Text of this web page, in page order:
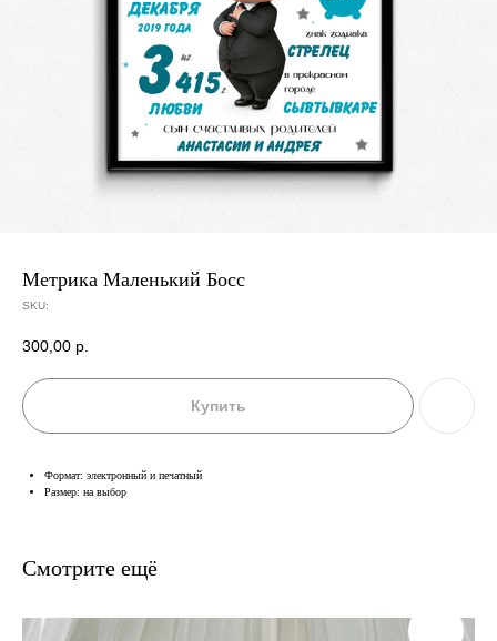
Метрика Маленький Босс
SKU:
300,00 р.
Купить
Формат: электронный и печатный
Размер: на выбор
Смотрите ещё